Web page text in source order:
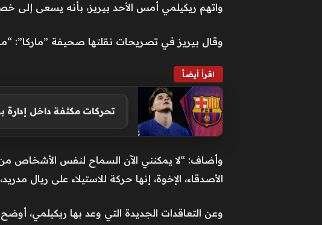
واتهم ريكيلمي أمس الأحد بيريز، بأنه يسعى إلى
وقال بيريز في تصريحات نقلتها صحيفة ”ماركا”:
اقرأ أيضاً
تحركات مكثفة داخل إدارة
وأضاف: “لا يمكنني الآن السماح لنفس الأشخاص
الأصدقاء، الإخوة، إنها حركة للاستيلاء على ريال
وعن التعاقدات الجديدة التي وعد بها ريكيلمي،